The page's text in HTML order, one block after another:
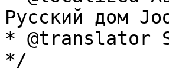
Русский дом
* @translator
*/